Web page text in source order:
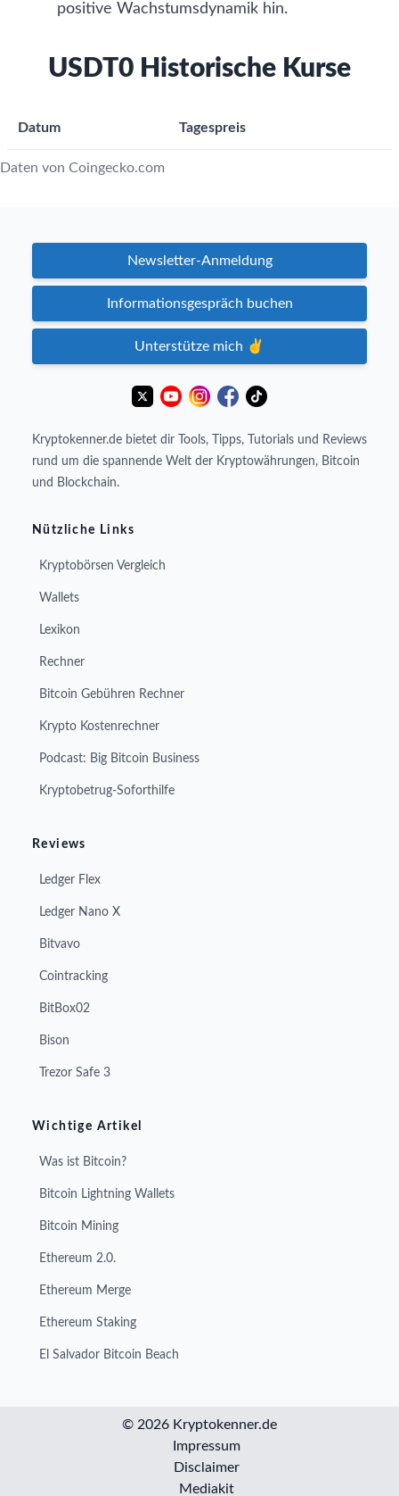
positive Wachstumsdynamik hin.
USDT0 Historische Kurse
Datum Tagespreis
Daten von Coingecko.com
Newsletter-Anmeldung
Informationsgespräch buchen
Unterstütze mich ✌️
Kryptokenner.de bietet dir Tools, Tipps, Tutorials und Reviews
rund um die spannende Welt der Kryptowährungen, Bitcoin
und Blockchain.
Nützliche Links
Kryptobörsen Vergleich
Wallets
Lexikon
Rechner
Bitcoin Gebühren Rechner
Krypto Kostenrechner
Podcast: Big Bitcoin Business
Kryptobetrug-Soforthilfe
Reviews
Ledger Flex
Ledger Nano X
Bitvavo
Cointracking
BitBox02
Bison
Trezor Safe 3
Wichtige Artikel
Was ist Bitcoin?
Bitcoin Lightning Wallets
Bitcoin Mining
Ethereum 2.0.
Ethereum Merge
Ethereum Staking
El Salvador Bitcoin Beach
© 2026 Kryptokenner.de
Impressum
Disclaimer
Mediakit